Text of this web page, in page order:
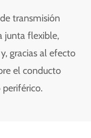
transmisión
junta flexible,
gracias al efecto
el conducto